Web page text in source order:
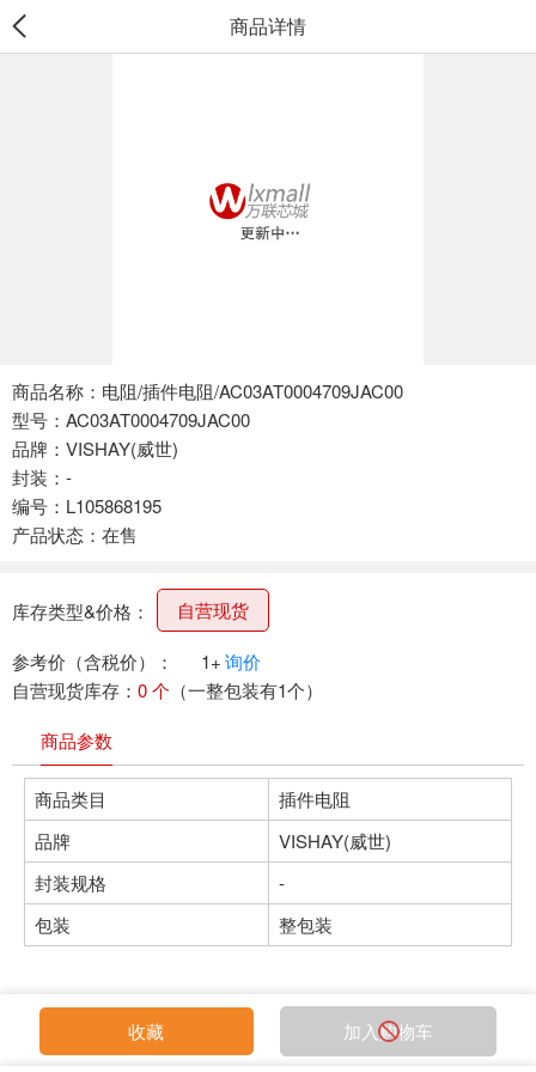
商品详情
商品名称：电阻/插件电阻/AC03AT0004709JAC00
型号：AC03AT0004709JAC00
品牌：VISHAY(威世)
封装：-
编号：L105868195
产品状态：在售
库存类型&价格： 自营现货
参考价（含税价）： 1+询价
自营现货库存： 0 个 （一整包装有1个）
商品参数
商品类目
插件电阻
品牌
VISHAY(威世)
封装规格
-
包装
整包装
收藏 加入购物车